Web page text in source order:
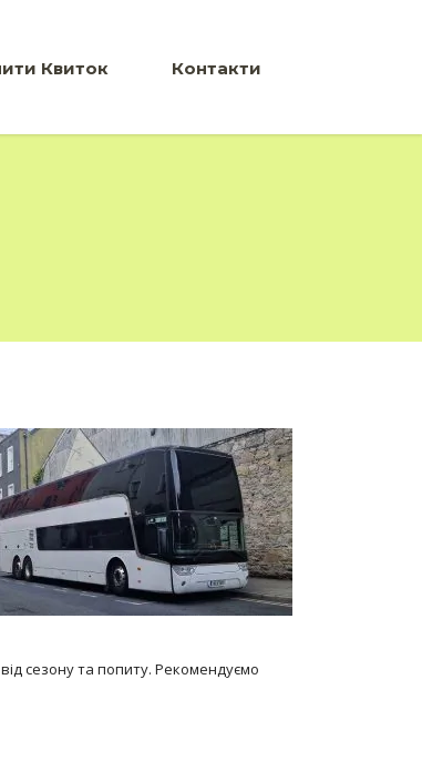
Квиток Контакти
сезону та попиту. Рекомендуємо